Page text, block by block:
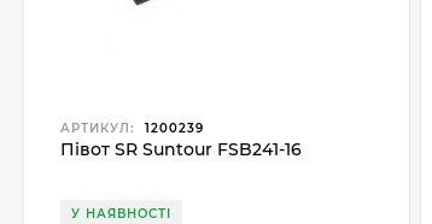
АРТИКУЛ: 1200239
Півот SR Suntour FSB241-16
У НАЯВНОСТІ